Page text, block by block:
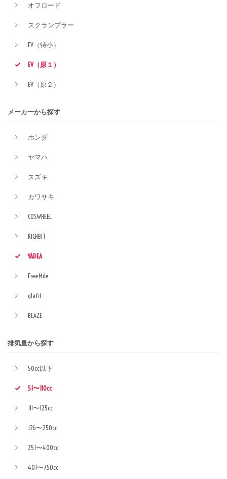
オフロード
スクランブラー
EV（特小）
EV（原１）
EV（原２）
メーカーから探す
ホンダ
ヤマハ
スズキ
カワサキ
COSWHEEL
RICHBIT
YADEA
FreeMile
glafit
BLAZE
排気量から探す
50cc以下
51〜110cc
111〜125cc
126〜250cc
251〜400cc
401〜750cc